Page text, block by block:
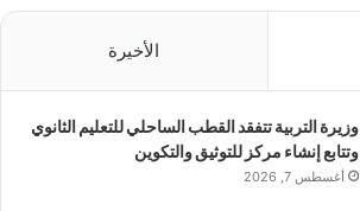
الأخيرة
وزيرة التربية تتفقد القطب الساحلي للتعليم الثانوي
وتتابع إنشاء مركز للتوثيق والتكوين
أغسطس 7, 2026